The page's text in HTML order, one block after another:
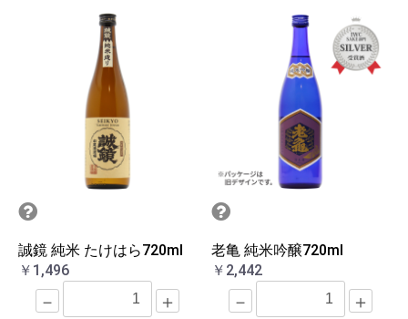
誠鏡 純米 たけはら720ml
￥1,496
－ ＋
老亀 純米吟醸720ml
￥2,442
－ ＋